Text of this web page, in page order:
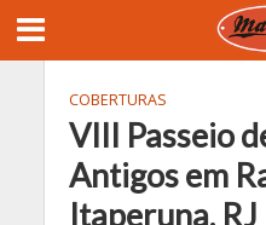
COBERTURAS
VIII Passeio
Antigos em
Itaperuna, RJ